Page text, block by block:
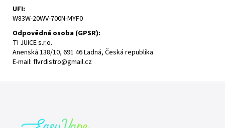
UFI:
W83W-20WV-700N-MYF0
Odpovědná osoba (GPSR):
TI JUICE s.r.o.
Anenská 138/10, 691 46 Ladná, Česká republika
E-mail: flvrdistro@gmail.cz